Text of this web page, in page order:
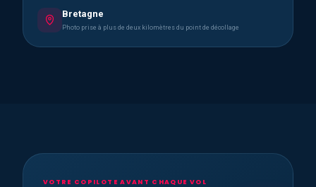
Bretagne
Photo prise à plus de deux kilomètres du point de décollage
VOTRE COPILOTE AVANT CHAQUE VOL